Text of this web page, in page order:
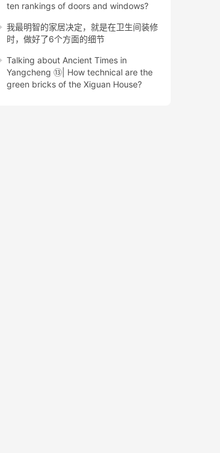
ten rankings of doors and windows?
我最明智的家居决定，就是在卫生间装修
时，做好了6个方面的细节
Talking about Ancient Times in
Yangcheng ⑬| How technical are the
green bricks of the Xiguan House?